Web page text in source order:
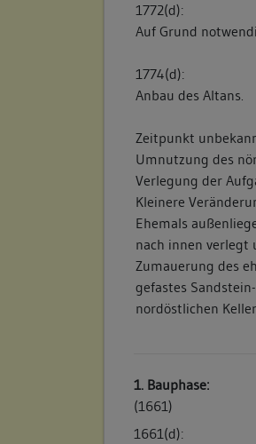
1772(d):
Auf Grund
1774(d):
Anbau des Altans.
Zeitpunkt
Umnutzung des
Verlegung der
Kleinere
Ehemals
nach innen verlegt
Zumauerung des
gefastes
nordöstlichen
1. Bauphase:
(1661)
1661(d):